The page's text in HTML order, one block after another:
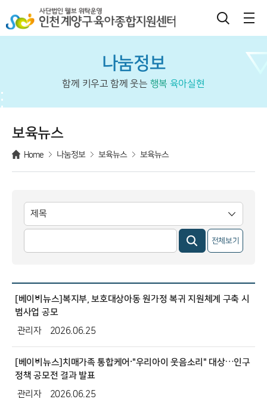
나눔정보
함께 키우고 함께 웃는 행복 육아실현
보육뉴스
Home 나눔정보 보육뉴스 보육뉴스
전체보기
[베이비뉴스]복지부, 보호대상아동 원가정 복귀 지원체계 구축 시
범사업 공모
관리자 2026.06.25
[베이비뉴스]치매가족 통합케어·"우리아이 웃음소리" 대상…인구
정책 공모전 결과 발표
관리자 2026.06.25